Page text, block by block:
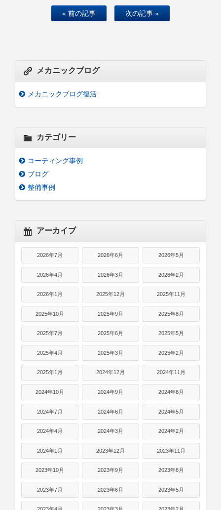
« 前の記事 次の記事 »
メカニックブログ
メカニックブログ復活
カテゴリー
コーティング事例
ブログ
整備事例
アーカイブ
2026年7月 2026年6月 2026年5月
2026年4月 2026年3月 2026年2月
2026年1月 2025年12月 2025年11月
2025年10月 2025年9月 2025年8月
2025年7月 2025年6月 2025年5月
2025年4月 2025年3月 2025年2月
2025年1月 2024年12月 2024年11月
2024年10月 2024年9月 2024年8月
2024年7月 2024年6月 2024年5月
2024年4月 2024年3月 2024年2月
2024年1月 2023年12月 2023年11月
2023年10月 2023年9月 2023年8月
2023年7月 2023年6月 2023年5月